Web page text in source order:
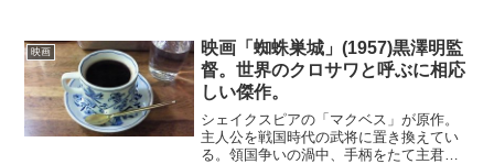
巡る争いに巻き込まれていく。そして自
分自身も木の虜になってい...
映画
映画「蜘蛛巣城」(1957)黒澤明監
督。世界のクロサワと呼ぶに相応
しい傑作。
シェイクスピアの「マクベス」が原作。
主人公を戦国時代の武将に置き換えてい
る。領国争いの渦中、手柄をたて主君の